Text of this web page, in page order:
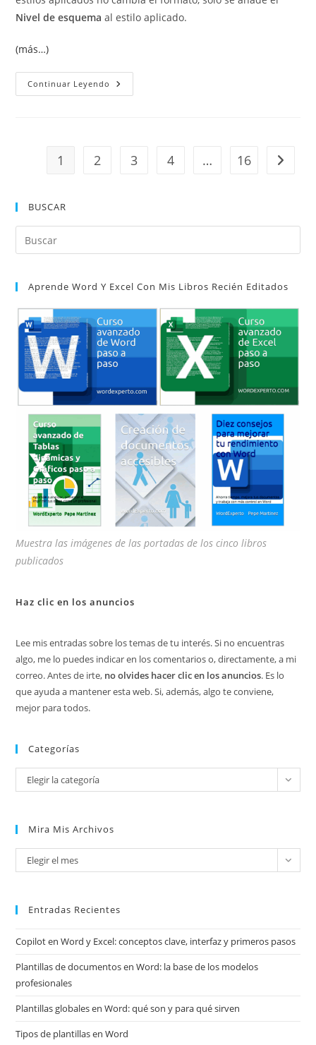
Nivel de esquema al estilo aplicado.
(más…)
Continuar Leyendo Agregar
Texto
1 2 3 4 … 16 Ir a la
BUSCAR
Aprende Word Y Excel Con Mis Libros Recién Editados
Muestra las imágenes de las portadas de los cinco libros
publicados
Haz clic en los anuncios
Lee mis entradas sobre los temas de tu interés. Si no encuentras
algo, me lo puedes indicar en los comentarios o, directamente, a mi
correo. Antes de irte, no olvides hacer clic en los anuncios. Es lo
que ayuda a mantener esta web. Si, además, algo te conviene,
mejor para todos.
Categorías
Categorías
Elegir la categoría
Mira Mis Archivos
Mira
mis
Elegir el mes
Entradas Recientes
Copilot en Word y Excel: conceptos clave, interfaz y primeros pasos
Plantillas de documentos en Word: la base de los modelos
profesionales
Plantillas globales en Word: qué son y para qué sirven
Tipos de plantillas en Word